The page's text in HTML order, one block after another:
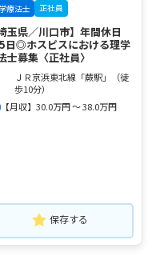
療法士 正社員
埼玉県／川口市】年間休日
日◎ホスピスにおける理学
士募集〈正社員〉
ＪＲ京浜東北線「蕨駅」（徒
歩10分）
【月収】30.0万円 ～ 38.0万円
保存する